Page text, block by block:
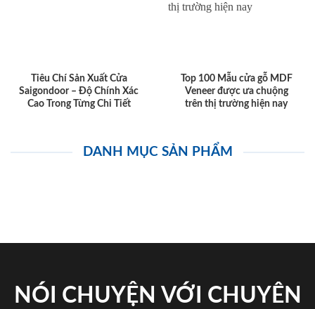
Tiêu Chí Sản Xuất Cửa
Saigondoor – Độ Chính Xác
Cao Trong Từng Chi Tiết
Top 100 Mẫu cửa gỗ MDF
Veneer được ưa chuộng
trên thị trường hiện nay
DANH MỤC SẢN PHẨM
NÓI CHUYỆN VỚI CHUYÊN